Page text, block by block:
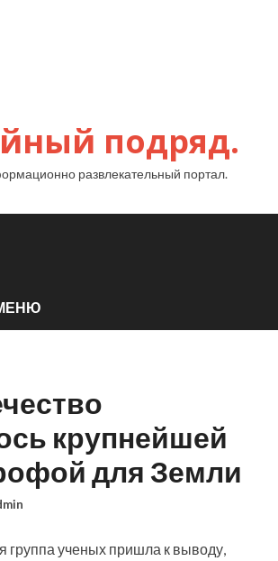
подряд.
развлекательный портал.
крупнейшей
для Земли
группа ученых пришла к выводу,